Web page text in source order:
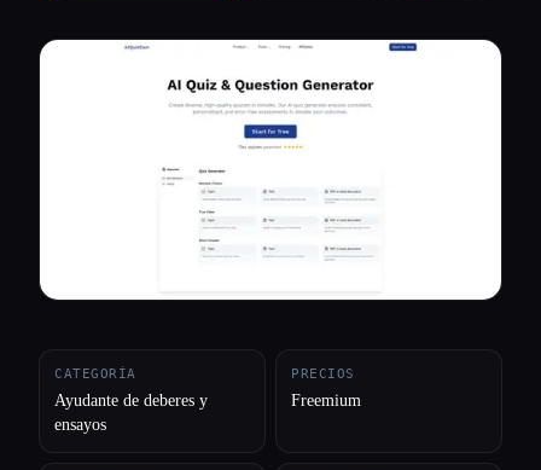
Acerca de
CATEGORÍA
Ayudante de deberes y
ensayos
PRECIOS
Freemium